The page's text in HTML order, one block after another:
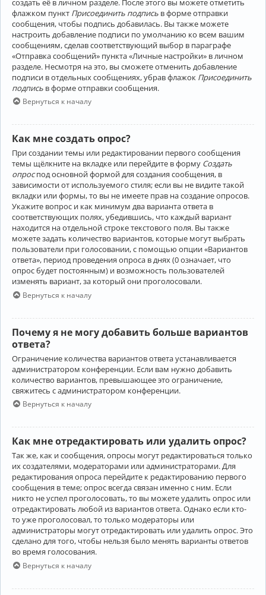
флажком пункт Присоединить подпись в форме отправки
сообщения, чтобы подпись добавилась. Вы также можете
настроить добавление подписи по умолчанию ко всем вашим
сообщениям, сделав соответствующий выбор в параграфе
«Отправка сообщений» пункта «Личные настройки» в личном
разделе. Несмотря на это, вы сможете отменить добавление
подписи в отдельных сообщениях, убрав флажок Присоединить
подпись в форме отправки сообщения.
Вернуться к началу
Как мне создать опрос?
При создании темы или редактировании первого сообщения
темы щёлкните на вкладке или перейдите в форму Создать
опроспод основной формой для создания сообщения, в
зависимости от используемого стиля; если вы не видите такой
вкладки или формы, то вы не имеете прав на создание опросов.
Укажите вопрос и как минимум два варианта ответа в
соответствующих полях, убедившись, что каждый вариант
находится на отдельной строке текстового поля. Вы также
можете задать количество вариантов, которые могут выбрать
пользователи при голосовании, с помощью опции «Вариантов
ответа», период проведения опроса в днях (0 означает, что
опрос будет постоянным) и возможность пользователей
изменять вариант, за который они проголосовали.
Вернуться к началу
Почему я не могу добавить больше вариантов
ответа?
Ограничение количества вариантов ответа устанавливается
администратором конференции. Если вам нужно добавить
количество вариантов, превышающее это ограничение,
свяжитесь с администратором конференции.
Вернуться к началу
Как мне отредактировать или удалить опрос?
Так же, как и сообщения, опросы могут редактироваться только
их создателями, модераторами или администраторами. Для
редактирования опроса перейдите к редактированию первого
сообщения в теме; опрос всегда связан именно с ним. Если
никто не успел проголосовать, то вы можете удалить опрос или
отредактировать любой из вариантов ответа. Однако если кто-
то уже проголосовал, то только модераторы или
администраторы могут отредактировать или удалить опрос. Это
сделано для того, чтобы нельзя было менять варианты ответов
во время голосования.
Вернуться к началу